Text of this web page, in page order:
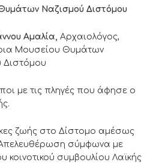
Ναζισμού Διστόμου
Αμαλία, Αρχαιολόγος,
Μουσείου Θυμάτων
Διστόμου
με τις πληγές που άφησε ο
ζωής στο Δίστομο αμέσως
Απελευθέρωση σύμφωνα με
κοινοτικού συμβουλίου Λαϊκής